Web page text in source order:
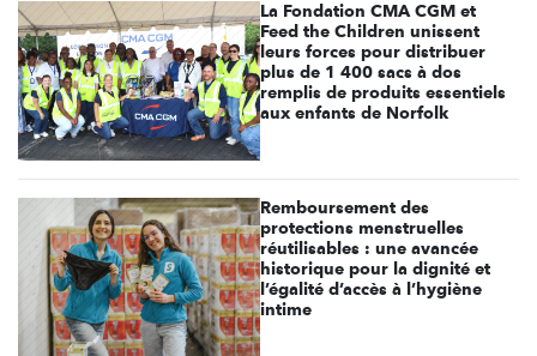
La Fondation CMA CGM et
Feed the Children unissent
leurs forces pour distribuer
plus de 1 400 sacs à dos
remplis de produits essentiels
aux enfants de Norfolk
Remboursement des
protections menstruelles
réutilisables : une avancée
historique pour la dignité et
l’égalité d’accès à l’hygiène
intime